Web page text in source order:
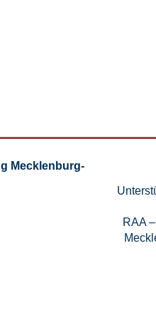
Mecklenburg-
RAA